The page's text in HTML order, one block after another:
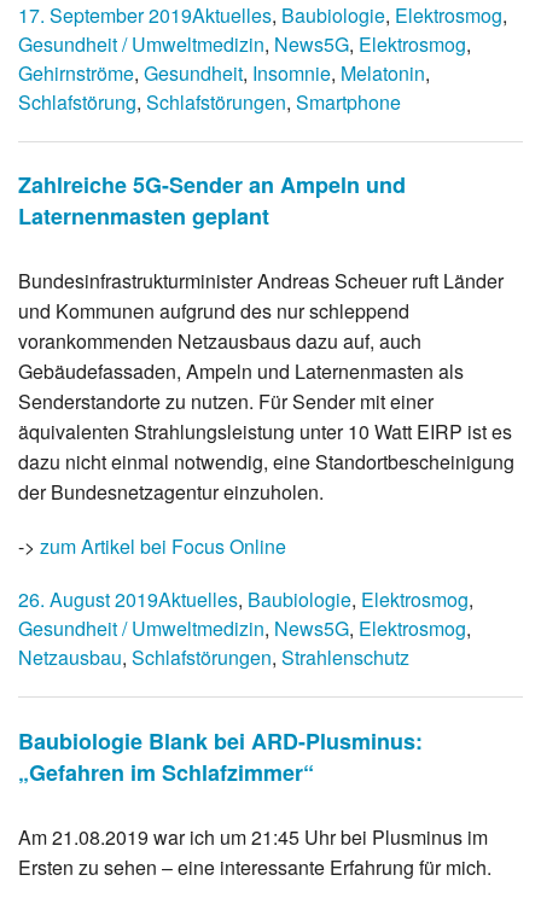
17. September 2019Aktuelles, Baubiologie, Elektrosmog,
Gesundheit / Umweltmedizin, News5G, Elektrosmog,
Gehirnströme, Gesundheit, Insomnie, Melatonin,
Schlafstörung, Schlafstörungen, Smartphone
Zahlreiche 5G-Sender an Ampeln und
Laternenmasten geplant
Bundesinfrastrukturminister Andreas Scheuer ruft Länder
und Kommunen aufgrund des nur schleppend
vorankommenden Netzausbaus dazu auf, auch
Gebäudefassaden, Ampeln und Laternenmasten als
Senderstandorte zu nutzen. Für Sender mit einer
äquivalenten Strahlungsleistung unter 10 Watt EIRP ist es
dazu nicht einmal notwendig, eine Standortbescheinigung
der Bundesnetzagentur einzuholen.
-> zum Artikel bei Focus Online
26. August 2019Aktuelles, Baubiologie, Elektrosmog,
Gesundheit / Umweltmedizin, News5G, Elektrosmog,
Netzausbau, Schlafstörungen, Strahlenschutz
Baubiologie Blank bei ARD-Plusminus:
„Gefahren im Schlafzimmer“
Am 21.08.2019 war ich um 21:45 Uhr bei Plusminus im
Ersten zu sehen – eine interessante Erfahrung für mich.